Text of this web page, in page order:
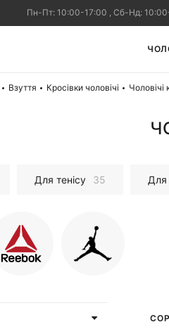
Пн-Пт: 10:00-17:00 , Сб-Нд:
Взуття Кросівки чоловічі Чоловічі
Для тенісу 35 Для